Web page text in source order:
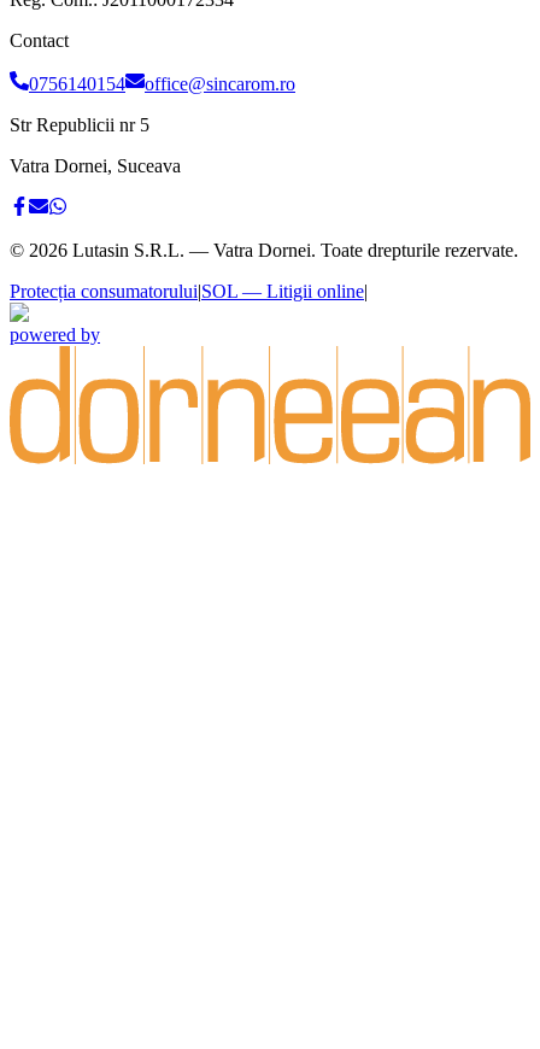
Contact
0756140154
office@sincarom.ro
Str Republicii nr 5
Vatra Dornei, Suceava
© 2026 Lutasin S.R.L. — Vatra Dornei. Toate drepturile rezervate.
Protecția consumatorului|SOL — Litigii online|
powered by